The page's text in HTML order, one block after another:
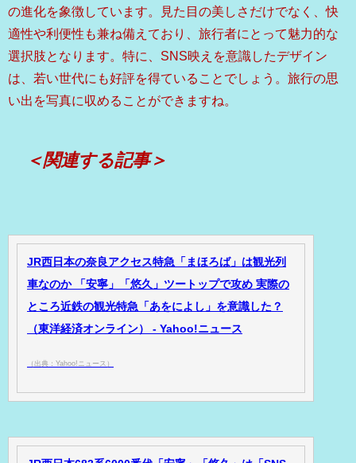
の進化を象徴しています。見た目の美しさだけでなく、快
適性や利便性も兼ね備えており、旅行者にとって魅力的な
選択肢となります。特に、SNS映えを意識したデザイン
は、若い世代にも好評を得ていることでしょう。旅行の思
い出を写真に収めることができますね。
＜関連する記事＞
JR西日本の奈良アクセス特急「まほろば」は観光列
車なのか 「安寧」「悠久」ツートップで攻め 実際の
ところ近鉄の観光特急「あをによし」を意識した？
（東洋経済オンライン） - Yahoo!ニュース
（出典：Yahoo!ニュース）